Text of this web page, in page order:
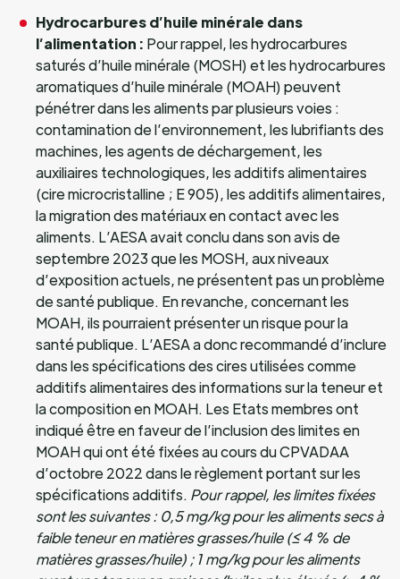
Hydrocarbures d’huile minérale dans
l’alimentation : Pour rappel, les hydrocarbures
saturés d’huile minérale (MOSH) et les hydrocarbures
aromatiques d’huile minérale (MOAH) peuvent
pénétrer dans les aliments par plusieurs voies :
contamination de l’environnement, les lubrifiants des
machines, les agents de déchargement, les
auxiliaires technologiques, les additifs alimentaires
(cire microcristalline ; E 905), les additifs alimentaires,
la migration des matériaux en contact avec les
aliments. L’AESA avait conclu dans son avis de
septembre 2023 que les MOSH, aux niveaux
d’exposition actuels, ne présentent pas un problème
de santé publique. En revanche, concernant les
MOAH, ils pourraient présenter un risque pour la
santé publique. L’AESA a donc recommandé d’inclure
dans les spécifications des cires utilisées comme
additifs alimentaires des informations sur la teneur et
la composition en MOAH. Les Etats membres ont
indiqué être en faveur de l’inclusion des limites en
MOAH qui ont été fixées au cours du CPVADAA
d’octobre 2022 dans le règlement portant sur les
spécifications additifs. Pour rappel, les limites fixées
sont les suivantes : 0,5 mg/kg pour les aliments secs à
faible teneur en matières grasses/huile (≤ 4 % de
matières grasses/huile) ; 1 mg/kg pour les aliments